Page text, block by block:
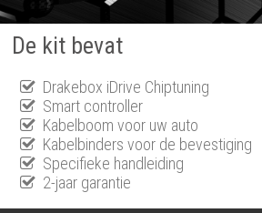
De kit bevat
Drakebox iDrive Chiptuning
Smart controller
Kabelboom voor uw auto
Kabelbinders voor de bevestiging
Specifieke handleiding
2-jaar garantie